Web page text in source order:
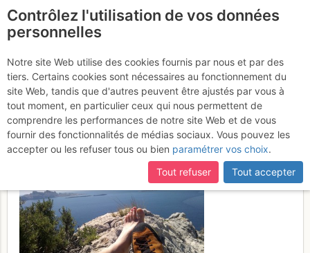
Calanque de Sormiou -
Rumpe Cuou : Les Oursins
font la Loi
Vendredi 21 avril 2017
Contrôlez l'utilisation de vos données
personnelles
Notre site Web utilise des cookies fournis par nous et par des
tiers. Certains cookies sont nécessaires au fonctionnement du
site Web, tandis que d'autres peuvent être ajustés par vous à
tout moment, en particulier ceux qui nous permettent de
comprendre les performances de notre site Web et de vous
fournir des fonctionnalités de médias sociaux. Vous pouvez les
accepter ou les refuser tous ou bien paramétrer vos choix.
Tout refuser
Tout accepter